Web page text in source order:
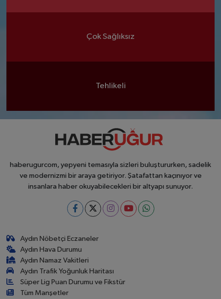
Çok Sağlıksız
Tehlikeli
haberugurcom, yepyeni temasıyla sizleri buluştururken, sadelik
ve modernizmi bir araya getiriyor. Şatafattan kaçınıyor ve
insanlara haber okuyabilecekleri bir altyapı sunuyor.
Aydın Nöbetçi Eczaneler
Aydın Hava Durumu
Aydın Namaz Vakitleri
Aydın Trafik Yoğunluk Haritası
Süper Lig Puan Durumu ve Fikstür
Tüm Manşetler